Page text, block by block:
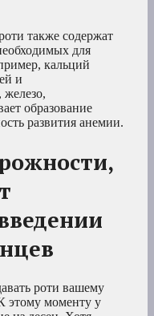
также содержат
для
кальций
и
образование
развития анемии.
роти вашему
этому моменту у